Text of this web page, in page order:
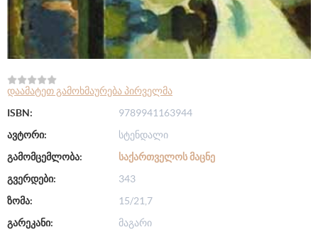
დაამატეთ გამოხმაურება პირველმა
ISBN:
9789941163944
ავტორი:
სტენდალი
გამომცემლობა:
ᲡᲐᲥᲐᲠᲗᲕᲔᲚᲝᲡ ᲛᲐᲪᲜᲔ
გვერდები:
343
ზომა:
15/21,7
გარეკანი:
მაგარი